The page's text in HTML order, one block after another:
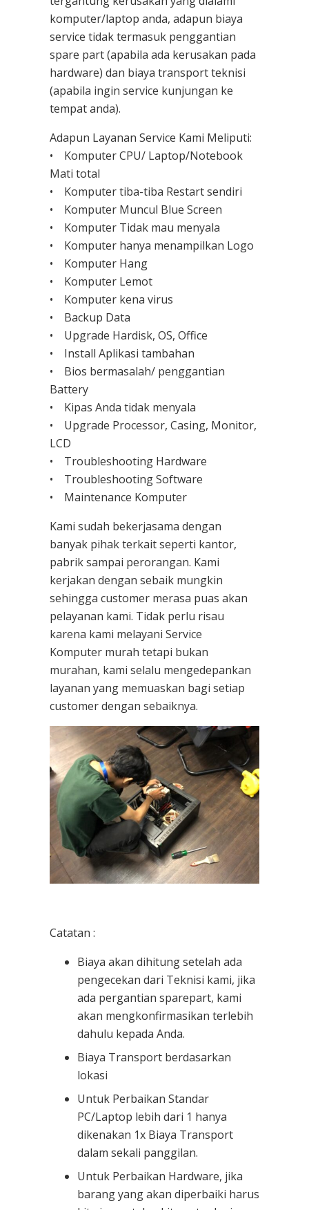
komputer/laptop anda, adapun biaya
service tidak termasuk penggantian
spare part (apabila ada kerusakan pada
hardware) dan biaya transport teknisi
(apabila ingin service kunjungan ke
tempat anda).
Adapun Layanan Service Kami Meliputi:
• Komputer CPU/ Laptop/Notebook
Mati total
• Komputer tiba-tiba Restart sendiri
• Komputer Muncul Blue Screen
• Komputer Tidak mau menyala
• Komputer hanya menampilkan Logo
• Komputer Hang
• Komputer Lemot
• Komputer kena virus
• Backup Data
• Upgrade Hardisk, OS, Office
• Install Aplikasi tambahan
• Bios bermasalah/ penggantian
Battery
• Kipas Anda tidak menyala
• Upgrade Processor, Casing, Monitor,
LCD
• Troubleshooting Hardware
• Troubleshooting Software
• Maintenance Komputer
Kami sudah bekerjasama dengan
banyak pihak terkait seperti kantor,
pabrik sampai perorangan. Kami
kerjakan dengan sebaik mungkin
sehingga customer merasa puas akan
pelayanan kami. Tidak perlu risau
karena kami melayani Service
Komputer murah tetapi bukan
murahan, kami selalu mengedepankan
layanan yang memuaskan bagi setiap
customer dengan sebaiknya.
Catatan :
Biaya akan dihitung setelah ada
pengecekan dari Teknisi kami, jika
ada pergantian sparepart, kami
akan mengkonfirmasikan terlebih
dahulu kepada Anda.
Biaya Transport berdasarkan
lokasi
Untuk Perbaikan Standar
PC/Laptop lebih dari 1 hanya
dikenakan 1x Biaya Transport
dalam sekali panggilan.
Untuk Perbaikan Hardware, jika
barang yang akan diperbaiki harus